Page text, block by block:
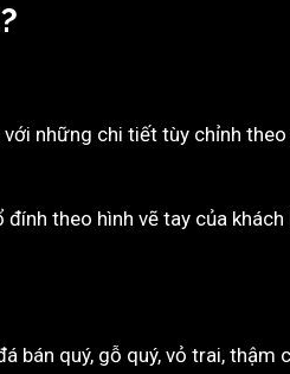
những chi tiết tùy chỉnh
theo hình vẽ tay của
bán quý, gỗ quý, vỏ trai, thậm